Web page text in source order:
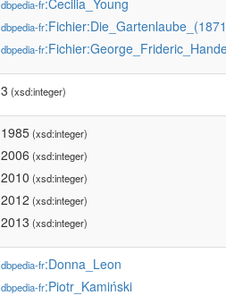
dbpedia-fr:Cecilia_Young
dbpedia-fr
dbpedia-fr
3 (xsd:integer)
1985(xsd:integer)
2006 (xsd:integer)
2010 (xsd:integer)
2012 (xsd:integer)
2013 (xsd:integer)
dbpedia-fr:Donna_Leon
dbpedia-fr:Piotr_Kamiński